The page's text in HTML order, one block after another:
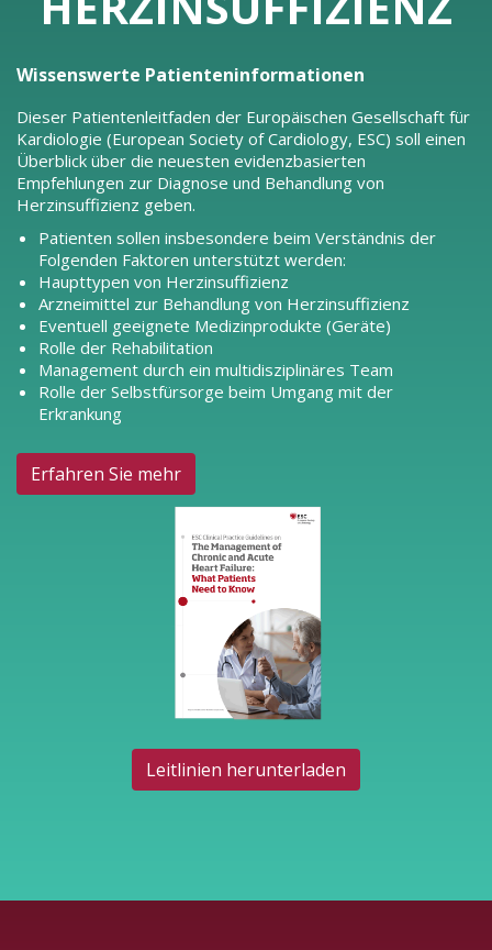
Wissenswerte Patienteninformationen
Dieser Patientenleitfaden der Europäischen Gesellschaft für
Kardiologie (European Society of Cardiology, ESC) soll einen
Überblick über die neuesten evidenzbasierten
Empfehlungen zur Diagnose und Behandlung von
Herzinsuffizienz geben.
Patienten sollen insbesondere beim Verständnis der
Folgenden Faktoren unterstützt werden:
Haupttypen von Herzinsuffizienz
Arzneimittel zur Behandlung von Herzinsuffizienz
Eventuell geeignete Medizinprodukte (Geräte)
Rolle der Rehabilitation
Management durch ein multidisziplinäres Team
Rolle der Selbstfürsorge beim Umgang mit der
Erkrankung
Erfahren Sie mehr
Leitlinien herunterladen